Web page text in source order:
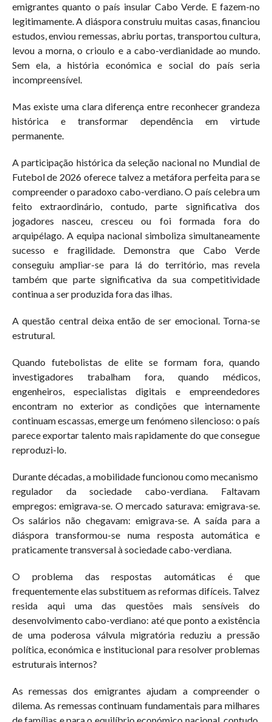
emigrantes quanto o país insular Cabo Verde. E fazem-no
legitimamente. A diáspora construiu muitas casas, financiou
estudos, enviou remessas, abriu portas, transportou cultura,
levou a morna, o crioulo e a cabo-verdianidade ao mundo.
Sem ela, a história económica e social do país seria
incompreensível.
Mas existe uma clara diferença entre reconhecer grandeza
histórica e transformar dependência em virtude
permanente.
A participação histórica da seleção nacional no Mundial de
Futebol de 2026 oferece talvez a metáfora perfeita para se
compreender o paradoxo cabo-verdiano. O país celebra um
feito extraordinário, contudo, parte significativa dos
jogadores nasceu, cresceu ou foi formada fora do
arquipélago. A equipa nacional simboliza simultaneamente
sucesso e fragilidade. Demonstra que Cabo Verde
conseguiu ampliar-se para lá do território, mas revela
também que parte significativa da sua competitividade
continua a ser produzida fora das ilhas.
A questão central deixa então de ser emocional. Torna-se
estrutural.
Quando futebolistas de elite se formam fora, quando
investigadores trabalham fora, quando médicos,
engenheiros, especialistas digitais e empreendedores
encontram no exterior as condições que internamente
continuam escassas, emerge um fenómeno silencioso: o país
parece exportar talento mais rapidamente do que consegue
reproduzi-lo.
Durante décadas, a mobilidade funcionou como mecanismo
regulador da sociedade cabo-verdiana. Faltavam
empregos: emigrava-se. O mercado saturava: emigrava-se.
Os salários não chegavam: emigrava-se. A saída para a
diáspora transformou-se numa resposta automática e
praticamente transversal à sociedade cabo-verdiana.
O problema das respostas automáticas é que
frequentemente elas substituem as reformas difíceis. Talvez
resida aqui uma das questões mais sensíveis do
desenvolvimento cabo-verdiano: até que ponto a existência
de uma poderosa válvula migratória reduziu a pressão
política, económica e institucional para resolver problemas
estruturais internos?
As remessas dos emigrantes ajudam a compreender o
dilema. As remessas continuam fundamentais para milhares